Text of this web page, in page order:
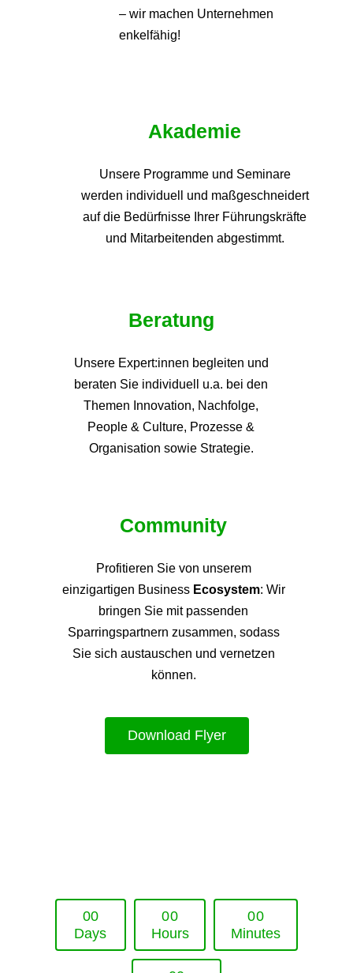
– wir machen Unternehmen
enkelfähig!
Akademie
Unsere Programme und Seminare
werden individuell und maßgeschneidert
auf die Bedürfnisse Ihrer Führungskräfte
und Mitarbeitenden abgestimmt.
Beratung
Unsere Expert:innen begleiten und
beraten Sie individuell u.a. bei den
Themen Innovation, Nachfolge,
People & Culture, Prozesse &
Organisation sowie Strategie.
Community
Profitieren Sie von unserem
einzigartigen Business Ecosystem: Wir
bringen Sie mit passenden
Sparringspartnern zusammen, sodass
Sie sich austauschen und vernetzen
können.
Download Flyer
00
Days
00
Hours
00
Minutes